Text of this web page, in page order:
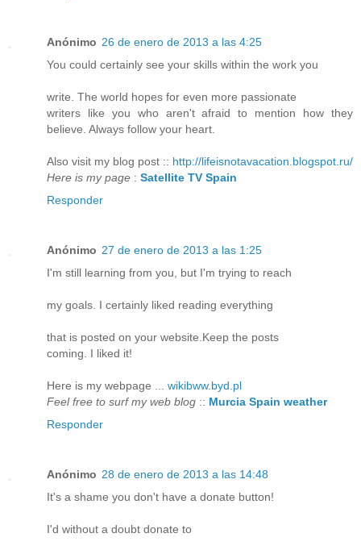
Anónimo 26 de enero de 2013 a las 4:25
You could certainly see your skills within the work you
write. The world hopes for even more passionate
writers like you who aren't afraid to mention how they
believe. Always follow your heart.
Also visit my blog post :: http://lifeisnotavacation.blogspot.ru/
Here is my page : Satellite TV Spain
Responder
Anónimo 27 de enero de 2013 a las 1:25
I'm still learning from you, but I'm trying to reach
my goals. I certainly liked reading everything
that is posted on your website.Keep the posts
coming. I liked it!
Here is my webpage ... wikibww.byd.pl
Feel free to surf my web blog :: Murcia Spain weather
Responder
Anónimo 28 de enero de 2013 a las 14:48
It's a shame you don't have a donate button!
I'd without a doubt donate to